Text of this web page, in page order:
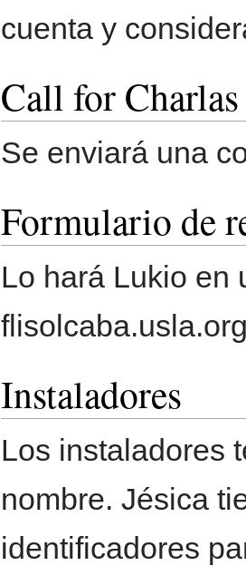
cuenta y
Call for Charlas
Se enviará una
Formulario de
Lo hará Lukio en
Instaladores
Los instaladores
nombre. Jésica
identificadores